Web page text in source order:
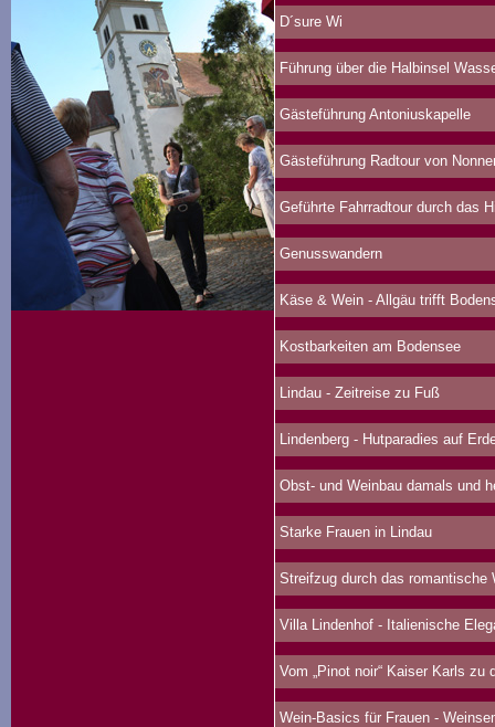
D´sure Wi
Führung über die Halbinsel
Gästeführung Antoniuskapelle
Gästeführung Radtour von
Geführte Fahrradtour durch das
Genusswandern
Käse & Wein - Allgäu trifft
Kostbarkeiten am Bodensee
Lindau - Zeitreise zu Fuß
Lindenberg - Hutparadies auf
Obst- und Weinbau damals und
Starke Frauen in Lindau
Streifzug durch das romantische
Villa Lindenhof - Italienische
Vom „Pinot noir“ Kaiser Karls zu
Wein-Basics für Frauen -